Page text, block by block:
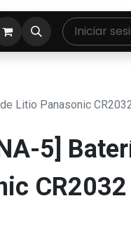
Iniciar
Litio Panasonic
5]